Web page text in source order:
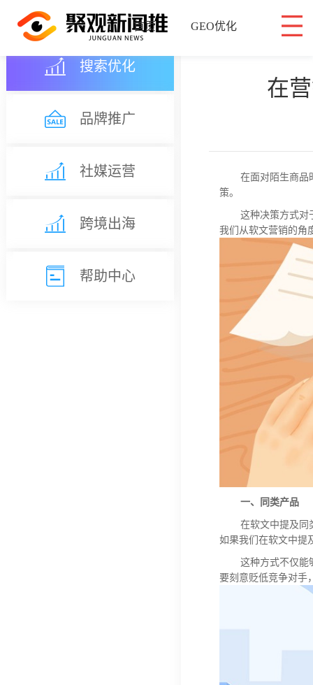
首页 GEO优化
搜索优化
品牌推广
社媒运营
跨境出海
帮助中心
在
在面对陌生商品
策。
这种决策方式对
我们从软文营销的角
一、同类产品
在软文中提及同
如果我们在软文中提
这种方式不仅能
要刻意贬低竞争对手